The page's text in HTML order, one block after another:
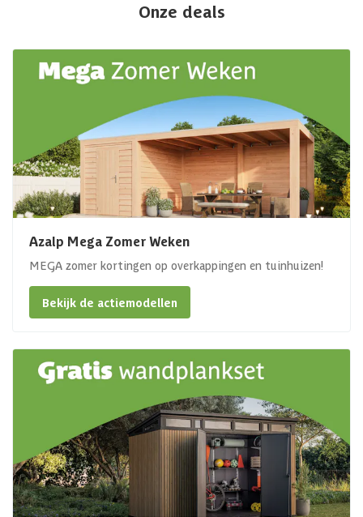
Onze deals
Azalp Mega Zomer Weken
MEGA zomer kortingen op overkappingen en tuinhuizen!
Bekijk de actiemodellen